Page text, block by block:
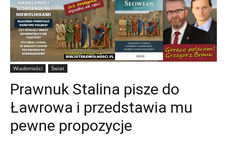
Wiadomości Świat
Prawnuk Stalina pisze do
Ławrowa i przedstawia mu
pewne propozycje